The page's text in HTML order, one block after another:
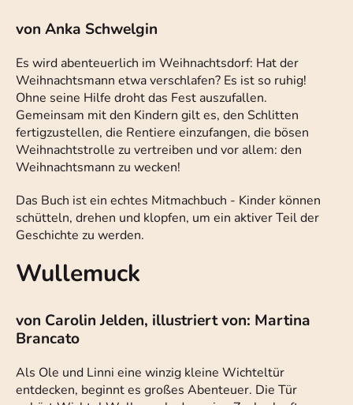
von Anka Schwelgin
Es wird abenteuerlich im Weihnachtsdorf: Hat der
Weihnachtsmann etwa verschlafen? Es ist so ruhig!
Ohne seine Hilfe droht das Fest auszufallen.
Gemeinsam mit den Kindern gilt es, den Schlitten
fertigzustellen, die Rentiere einzufangen, die bösen
Weihnachtstrolle zu vertreiben und vor allem: den
Weihnachtsmann zu wecken!
Das Buch ist ein echtes Mitmachbuch - Kinder können
schütteln, drehen und klopfen, um ein aktiver Teil der
Geschichte zu werden.
Wullemuck
von Carolin Jelden, illustriert von: Martina
Brancato
Als Ole und Linni eine winzig kleine Wichteltür
entdecken, beginnt es großes Abenteuer. Die Tür